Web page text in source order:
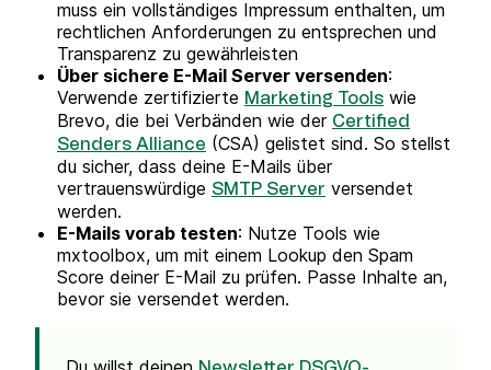
muss ein vollständiges Impressum enthalten, um
rechtlichen Anforderungen zu entsprechen und
Transparenz zu gewährleisten
Über sichere E-Mail Server versenden:
Verwende zertifizierte Marketing Tools wie
Brevo, die bei Verbänden wie der Certified
Senders Alliance (CSA) gelistet sind. So stellst
du sicher, dass deine E-Mails über
vertrauenswürdige SMTP Server versendet
werden.
E-Mails vorab testen: Nutze Tools wie
mxtoolbox, um mit einem Lookup den Spam
Score deiner E-Mail zu prüfen. Passe Inhalte an,
bevor sie versendet werden.